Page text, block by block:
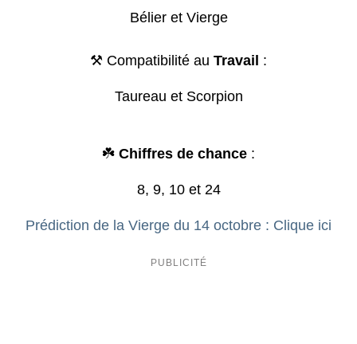
Bélier et Vierge
⚒️ Compatibilité au Travail :
Taureau et Scorpion
☘️ Chiffres de chance :
8, 9, 10 et 24
Prédiction de la Vierge du 14 octobre : Clique ici